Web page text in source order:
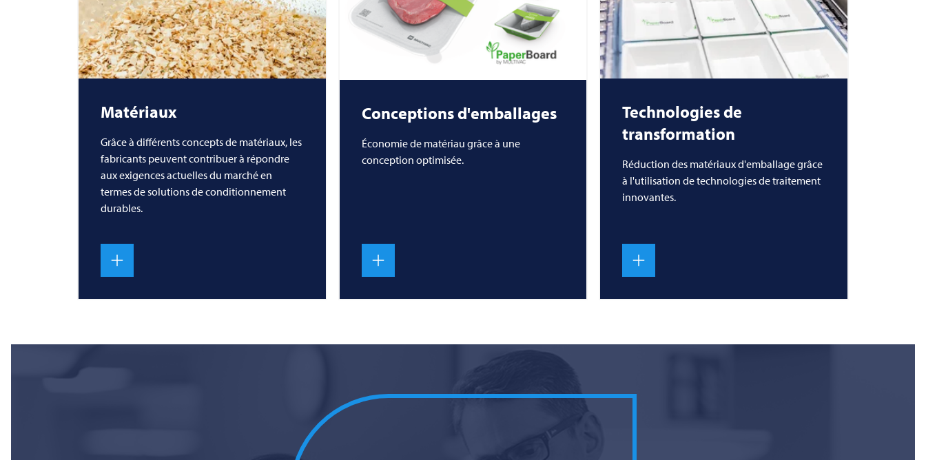
Matériaux
Grâce à différents concepts de matériaux, les
fabricants peuvent contribuer à répondre
aux exigences actuelles du marché en
termes de solutions de conditionnement
durables.
Conceptions d'emballages
Économie de matériau grâce à une
conception optimisée.
Technologies de
transformation
Réduction des matériaux d'emballage grâce
à l'utilisation de technologies de traitement
innovantes.